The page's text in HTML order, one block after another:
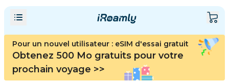
Pour un nouvel utilisateur : eSIM d'essai gratuit
Obtenez 500 Mo gratuits pour votre
prochain voyage >>